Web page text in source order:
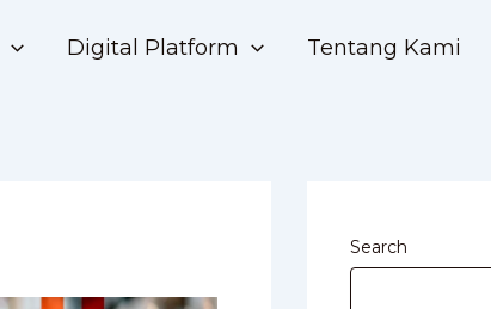
Digital Platform Tentang Kami
Search